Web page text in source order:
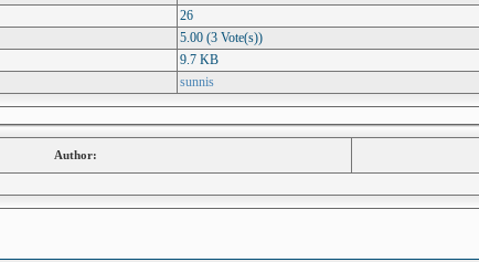
26
5.00 (3 Vote(s))
9.7 KB
sunnis
Author: